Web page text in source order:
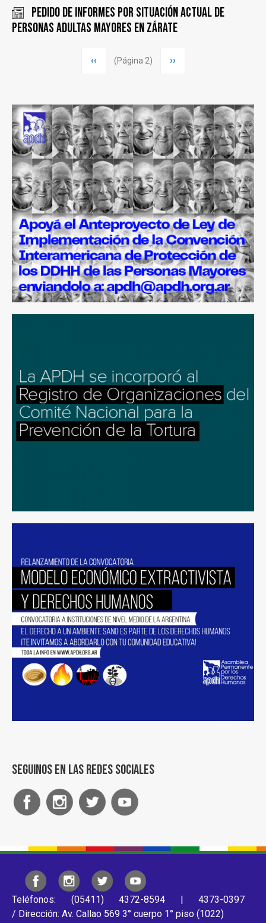
Pedido de informes por situación actual de
personas adultas mayores en Zárate
Página
‹‹ (Página 2)
Siguiente
››
Seguinos en las redes sociales
Teléfonos: (05411) 4372-8594 | 4373-0397
/ Dirección: Av. Callao 569 3° cuerpo 1° piso (1022)